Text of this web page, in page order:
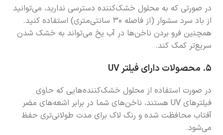
در صورتی که به محلول خشک‌کننده دسترسی ندارید، می‌توانید
از باد سرد سشوار (از فاصله ۳۰ سانتی‌متری) استفاده کنید.
همچنین فرو بردن ناخن‌ها در آب یخ می‌تواند به خشک شدن
سریع‌تر کمک کند.
۵. محصولات دارای فیلتر UV
در صورت استفاده از محلول خشک‌کننده‌هایی که حاوی
فیلترهای UV هستند، ناخن‌های شما در برابر اشعه‌های مضر
آفتاب محافظت شده و رنگ لاک برای مدت طولانی‌تری حفظ
می‌شود.